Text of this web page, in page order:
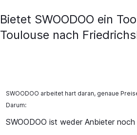
Bietet SWOODOO ein
Toulouse nach
SWOODOO arbeitet hart daran, genaue
Darum:
SWOODOO ist weder Anbieter noch